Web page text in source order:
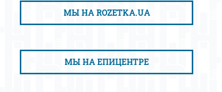
МЫ НА ROZETKA.UA
МЫ НА ЕПИЦЕНТРЕ